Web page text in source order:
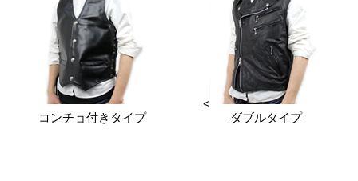
コンチョ付きタイプ
<
ダブルタイプ